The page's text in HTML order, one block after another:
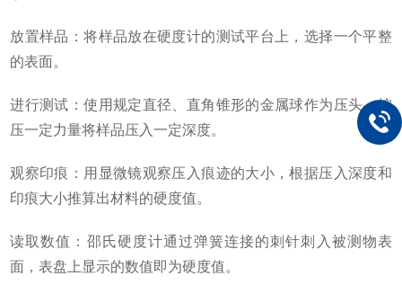
放置样品：将样品放在硬度计的测试平台上，选择一个平整
的表面。
进行测试：使用规定直径、直角锥形的金属球作为压头，按
压一定力量将样品压入一定深度。
观察印痕：用显微镜观察压入痕迹的大小，根据压入深度和
印痕大小推算出材料的硬度值。
读取数值：邵氏硬度计通过弹簧连接的刺针刺入被测物表
面，表盘上显示的数值即为硬度值。